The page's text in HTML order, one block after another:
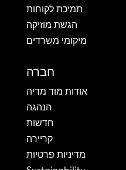
תמיכת לקוחות
הגשת מוזיקה
מיקומי משרדים
חברה
אודות מוד מדיה
הנהגה
חדשות
קריירה
מדיניות פרטיות